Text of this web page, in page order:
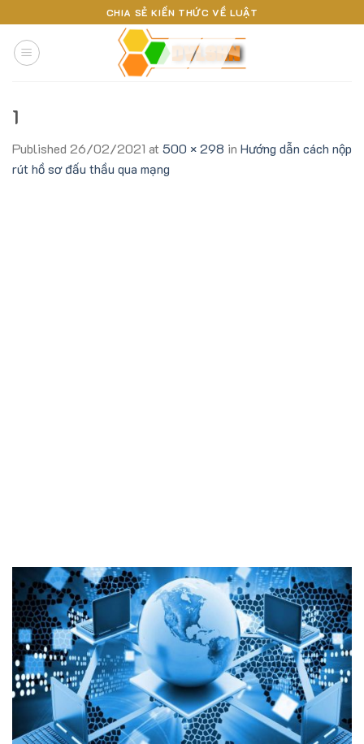
to
content
CHIA SẺ KIẾN THỨC VỀ LUẬT
1
Published 26/02/2021 at 500 × 298 in Hướng dẫn cách nộp
rút hồ sơ đấu thầu qua mạng